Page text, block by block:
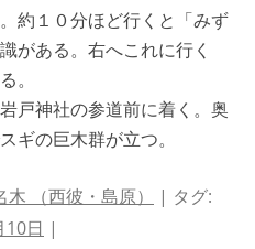
約１０分ほど行くと「みず
がある。右へこれに行く
。
戸神社の参道前に着く。奥
ギの巨木群が立つ。
（西彼・島原）
| タグ:
10日 |